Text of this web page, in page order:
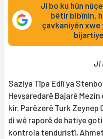
Ji bo ku hûn
bêtir bibînin,
çavkaniyên xwe
Ji
Saziya Tîpa Edlî ya
Hevşaredarê Bajarê Mezin
kir. Parêzerê Turk Zeynep
di wê raporê de hatiye
kontrola tenduristî,